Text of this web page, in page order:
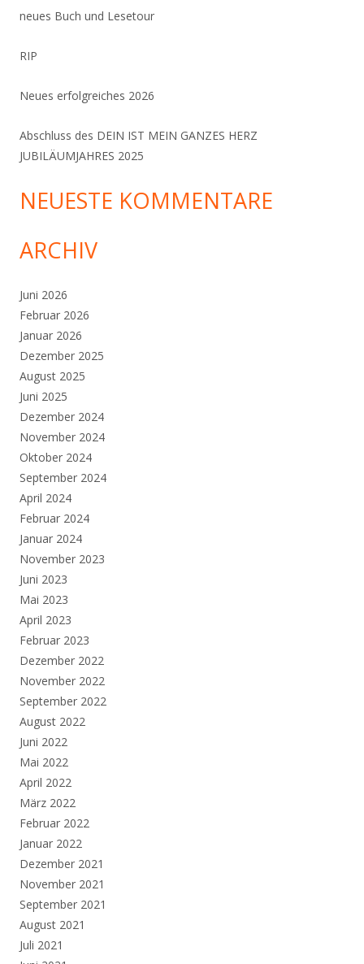
neues Buch und Lesetour
RIP
Neues erfolgreiches 2026
Abschluss des DEIN IST MEIN GANZES HERZ
JUBILÄUMJAHRES 2025
NEUESTE KOMMENTARE
ARCHIV
Juni 2026
Februar 2026
Januar 2026
Dezember 2025
August 2025
Juni 2025
Dezember 2024
November 2024
Oktober 2024
September 2024
April 2024
Februar 2024
Januar 2024
November 2023
Juni 2023
Mai 2023
April 2023
Februar 2023
Dezember 2022
November 2022
September 2022
August 2022
Juni 2022
Mai 2022
April 2022
März 2022
Februar 2022
Januar 2022
Dezember 2021
November 2021
September 2021
August 2021
Juli 2021